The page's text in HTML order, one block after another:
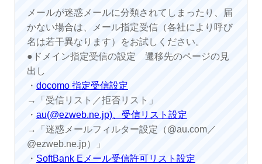
メールが迷惑メールに分類されてしまったり、届
かない場合は、メール指定受信（各社により呼び
名は若干異なります）をお試しください。
●ドメイン指定受信の設定 遷移先のページの見
出し
・ docomo 指定受信設定
→「受信リスト／拒否リスト」
・ au(@ezweb.ne.jp)、受信リスト設定
→「迷惑メールフィルター設定（@au.com／
@ezweb.ne.jp）」
・ SoftBank Eメール受信許可リスト設定